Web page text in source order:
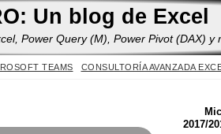
Yes
Un blog de Excel
Power Query (M), Power Pivot (DAX) y
TEAMS CONSULTORÍA AVANZADA
2017/